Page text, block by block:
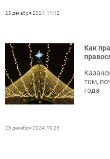
23 декабря 2024, 11:12
Как
том,
года
23 декабря 2024, 10:25